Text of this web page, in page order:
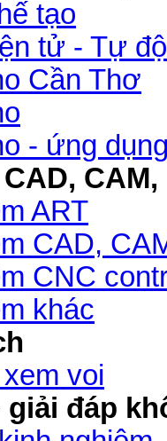
tạo
tử - Tự
Cần Thơ
- ứng
CAM,
ART
CAD,
CNC
khác
voi
giải đáp